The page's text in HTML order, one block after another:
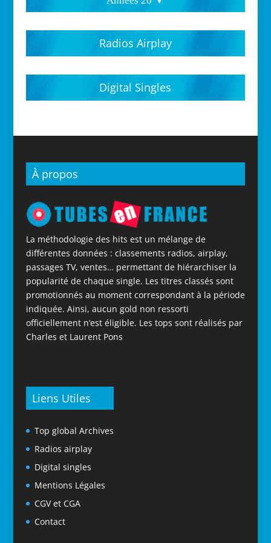
Radios Airplay
Digital Singles
À propos
La méthodologie des hits est un mélange de
différentes données : classements radios, airplay,
passages TV, ventes… permettant de hiérarchiser la
popularité de chaque single. Les titres classés sont
promotionnés au moment correspondant à la période
indiquée. Ainsi, aucun gold non ressorti
officiellement n’est éligible. Les tops sont réalisés par
Charles et Laurent Pons
Liens Utiles
Top global Archives
Radios airplay
Digital singles
Mentions Légales
CGV et CGA
Contact